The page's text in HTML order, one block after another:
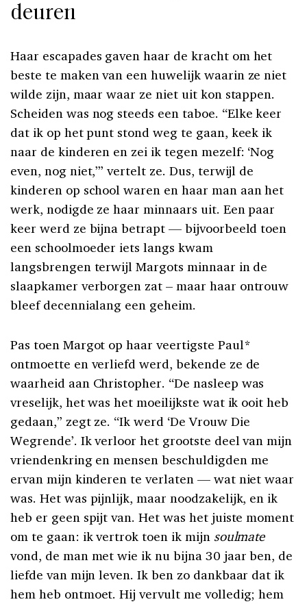
deuren
Haar escapades gaven haar de kracht om het
beste te maken van een huwelijk waarin ze niet
wilde zijn, maar waar ze niet uit kon stappen.
Scheiden was nog steeds een taboe. “Elke keer
dat ik op het punt stond weg te gaan, keek ik
naar de kinderen en zei ik tegen mezelf: ‘Nog
even, nog niet,’” vertelt ze. Dus, terwijl de
kinderen op school waren en haar man aan het
werk, nodigde ze haar minnaars uit. Een paar
keer werd ze bijna betrapt — bijvoorbeeld toen
een schoolmoeder iets langs kwam
langsbrengen terwijl Margots minnaar in de
slaapkamer verborgen zat – maar haar ontrouw
bleef decennialang een geheim.
Pas toen Margot op haar veertigste Paul*
ontmoette en verliefd werd, bekende ze de
waarheid aan Christopher. “De nasleep was
vreselijk, het was het moeilijkste wat ik ooit heb
gedaan,” zegt ze. “Ik werd ‘De Vrouw Die
Wegrende’. Ik verloor het grootste deel van mijn
vriendenkring en mensen beschuldigden me
ervan mijn kinderen te verlaten — wat niet waar
was. Het was pijnlijk, maar noodzakelijk, en ik
heb er geen spijt van. Het was het juiste moment
om te gaan: ik vertrok toen ik mijn soulmate
vond, de man met wie ik nu bijna 30 jaar ben, de
liefde van mijn leven. Ik ben zo dankbaar dat ik
hem heb ontmoet. Hij vervult me volledig; hem